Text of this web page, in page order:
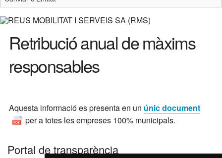
Retribució anual de màxims
responsables
Aquesta informació es presenta en un únic document
per a totes les empreses 100% municipals.
Portal de transparència